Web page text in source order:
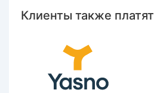
Клиенты также платят